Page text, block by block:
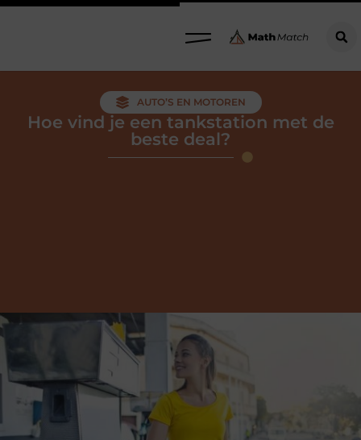
AUTO’S EN MOTOREN
Hoe vind je een tankstation met de
beste deal?